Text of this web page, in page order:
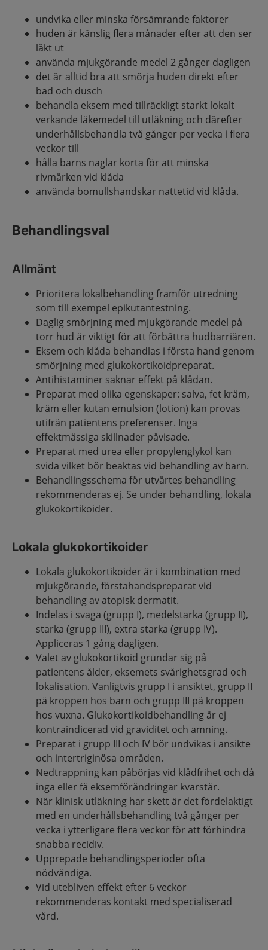
undvika eller minska försämrande faktorer
huden är känslig flera månader efter att den ser
läkt ut
använda mjukgörande medel 2 gånger dagligen
det är alltid bra att smörja huden direkt efter
bad och dusch
behandla eksem med tillräckligt starkt lokalt
verkande läkemedel till utläkning och därefter
underhållsbehandla två gånger per vecka i flera
veckor till
hålla barns naglar korta för att minska
rivmärken vid klåda
använda bomullshandskar nattetid vid klåda.
Behandlingsval
Allmänt
Prioritera lokalbehandling framför utredning
som till exempel epikutantestning.
Daglig smörjning med mjukgörande medel på
torr hud är viktigt för att förbättra hudbarriären.
Eksem och klåda behandlas i första hand genom
smörjning med glukokortikoidpreparat.
Antihistaminer saknar effekt på klådan.
Preparat med olika egenskaper: salva, fet kräm,
kräm eller kutan emulsion (lotion) kan provas
utifrån patientens preferenser. Inga
effektmässiga skillnader påvisade.
Preparat med urea eller propylenglykol kan
svida vilket bör beaktas vid behandling av barn.
Behandlingsschema för utvärtes behandling
rekommenderas ej. Se under behandling, lokala
glukokortikoider.
Lokala glukokortikoider
Lokala glukokortikoider är i kombination med
mjukgörande, förstahandspreparat vid
behandling av atopisk dermatit.
Indelas i svaga (grupp I), medelstarka (grupp II),
starka (grupp III), extra starka (grupp IV).
Appliceras 1 gång dagligen.
Valet av glukokortikoid grundar sig på
patientens ålder, eksemets svårighetsgrad och
lokalisation. Vanligtvis grupp I i ansiktet, grupp II
på kroppen hos barn och grupp III på kroppen
hos vuxna. Glukokortikoidbehandling är ej
kontraindicerad vid graviditet och amning.
Preparat i grupp III och IV bör undvikas i ansikte
och intertriginösa områden.
Nedtrappning kan påbörjas vid klådfrihet och då
inga eller få eksemförändringar kvarstår.
När klinisk utläkning har skett är det fördelaktigt
med en underhållsbehandling två gånger per
vecka i ytterligare flera veckor för att förhindra
snabba recidiv.
Upprepade behandlingsperioder ofta
nödvändiga.
Vid utebliven effekt efter 6 veckor
rekommenderas kontakt med specialiserad
vård.